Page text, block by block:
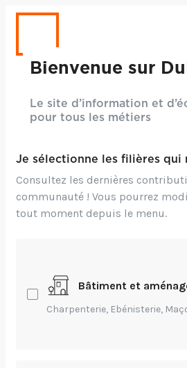
Création, Innovation,
Révélations
Bienvenue sur
Le site d’information et
pour tous les métiers
Je sélectionne les filières qui
Consultez les dernières
communauté ! Vous pourrez
tout moment depuis le menu.
Bâtiment et
Charpenterie, Ebénisterie,